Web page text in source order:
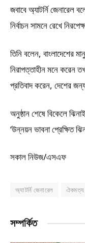
জবাবে অ্যাটর্নি জেনারেল
নির্বাচন সামনে রেখে
তিনি বলেন, বাংলাদেশের
নিরাপত্তাহীন মনে করেন
প্রতিবাদ করেন, দেশের
অনুষ্ঠান শেষে বিকেলে
‘উন্নয়ন ভাবনা প্রেক্ষিত
সকাল নিউজ/এসএফ
অ্যাটর্নি জেনারেল ঐকমত্য
সম্পর্কিত